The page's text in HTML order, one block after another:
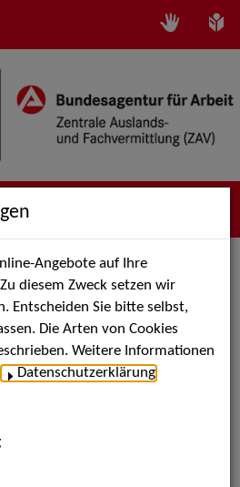
als PDF speichern
Angebote auf Ihre
diesem Zweck setzen wir
Entscheiden Sie bitte selbst,
Die Arten von Cookies
Weitere Informationen
Datenschutzerklärung